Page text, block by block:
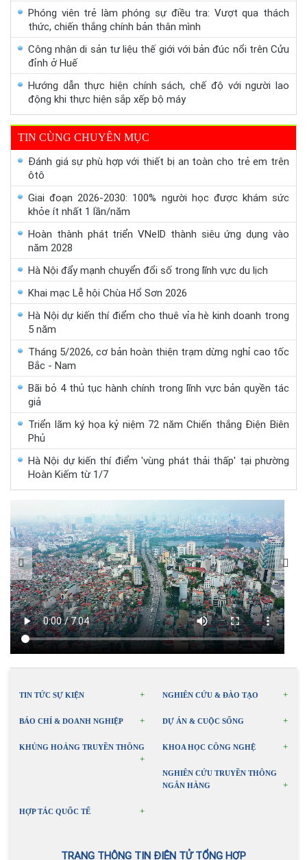
Phóng viên trẻ làm phóng sự điều tra: Vượt qua thách
thức, chiến thắng chính bản thân mình
Công nhận di sản tư liệu thế giới với bản đúc nổi trên Cửu
đỉnh ở Huế
Hướng dẫn thực hiện chính sách, chế độ với người lao
động khi thực hiện sắp xếp bộ máy
TIN CÙNG CHUYÊN MỤC
Đánh giá sự phù hợp với thiết bị an toàn cho trẻ em trên
ôtô
Giai đoạn 2026-2030: 100% người học được khám sức
khỏe ít nhất 1 lần/năm
Hoàn thành phát triển VNeID thành siêu ứng dụng vào
năm 2028
Hà Nội đẩy mạnh chuyển đổi số trong lĩnh vực du lịch
Khai mạc Lễ hội Chùa Hổ Sơn 2026
Hà Nội dự kiến thí điểm cho thuê vỉa hè kinh doanh trong
5 năm
Tháng 5/2026, cơ bản hoàn thiện trạm dừng nghỉ cao tốc
Bắc - Nam
Bãi bỏ 4 thủ tục hành chính trong lĩnh vực bản quyền tác
giả
Triển lãm ký họa kỷ niệm 72 năm Chiến thắng Điện Biên
Phủ
Hà Nội dự kiến thí điểm 'vùng phát thải thấp' tại phường
Hoàn Kiếm từ 1/7
TIN TỨC SỰ KIỆN NGHIÊN CỨU & ĐÀO TẠO
BÁO CHÍ & DOANH NGHIỆP DỰ ÁN & CUỘC SỐNG
KHỦNG HOẢNG TRUYỀN THÔNG KHOA HỌC CÔNG NGHỆ
NGHIÊN CỨU TRUYỀN THÔNG
NGÂN HÀNG
HỢP TÁC QUỐC TẾ
TRANG THÔNG TIN ĐIỆN TỬ TỔNG HỢP